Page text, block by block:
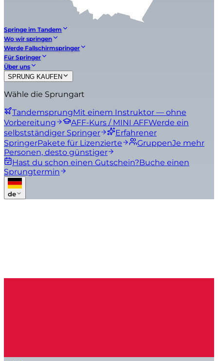
Springe im Tandem
Wo wir springen
Werde Fallschirmspringer
Für Springer
Über uns
SPRUNG KAUFEN
Wähle die Sprungart
TandemsprungMit einem Instruktor — ohne
Vorbereitung
AFF-Kurs / MINI AFFWerde ein
selbstständiger Springer
Erfahrener
SpringerPakete für Lizenzierte GruppenJe mehr
Personen, desto günstiger
Hast du schon einen Gutschein?Buche einen
Sprungtermin
de